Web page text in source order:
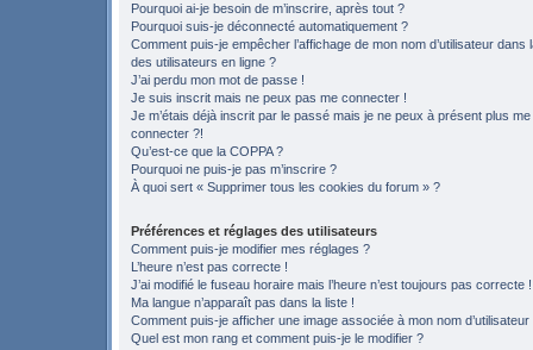
Pourquoi ai-je besoin de m’inscrire, après tout ?
Pourquoi suis-je déconnecté automatiquement ?
Comment puis-je empêcher l’affichage de mon nom d’utilisateur dans
des utilisateurs en ligne ?
J’ai perdu mon mot de passe !
Je suis inscrit mais ne peux pas me connecter !
Je m’étais déjà inscrit par le passé mais je ne peux à présent plus me
connecter ?!
Qu’est-ce que la COPPA ?
Pourquoi ne puis-je pas m’inscrire ?
À quoi sert « Supprimer tous les cookies du forum » ?
Préférences et réglages des utilisateurs
Comment puis-je modifier mes réglages ?
L’heure n’est pas correcte !
J’ai modifié le fuseau horaire mais l’heure n’est toujours pas correcte !
Ma langue n’apparaît pas dans la liste !
Comment puis-je afficher une image associée à mon nom d’utilisateur
Quel est mon rang et comment puis-je le modifier ?